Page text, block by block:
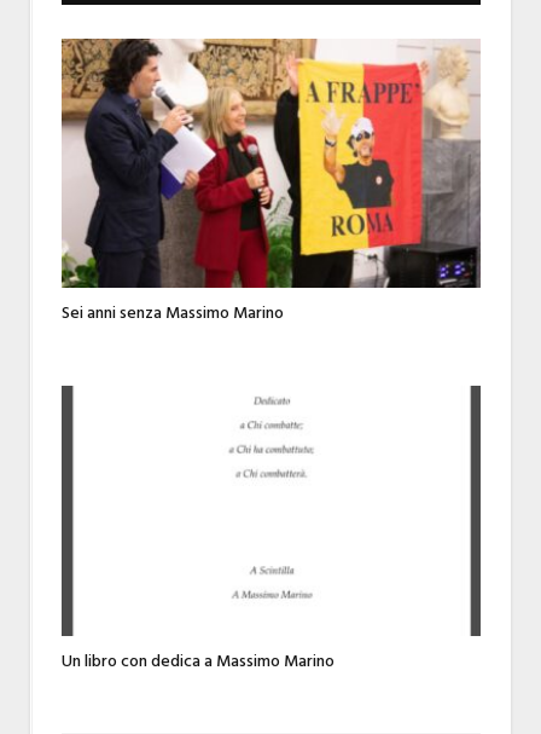
Sei anni senza Massimo Marino
Un libro con dedica a Massimo Marino